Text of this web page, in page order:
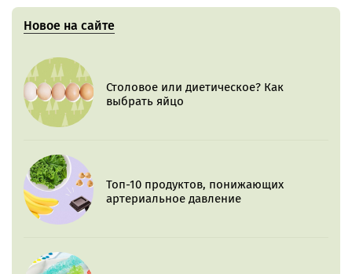
Новое на сайте
Столовое или диетическое? Как
выбрать яйцо
Топ-10 продуктов, понижающих
артериальное давление